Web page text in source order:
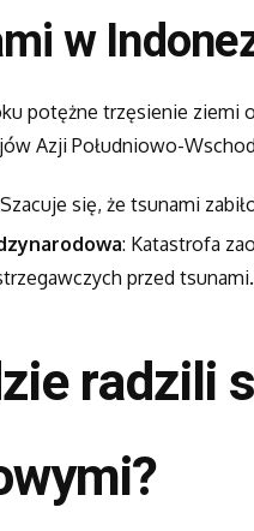
w
potężne trzęsienie ziemi
Azji Południowo-
się, że tsunami
: Katastrofa
przed tsunami.
radzili